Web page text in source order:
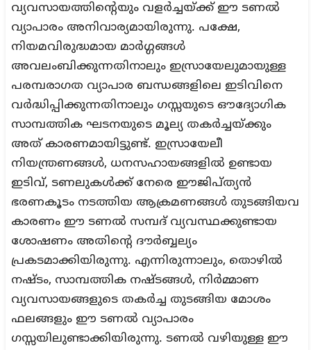
വ്യവസായത്തിന്റെയും വളർച്ചയ്ക്ക് ഈ ടണൽ
വ്യാപാരം അനിവാര്യമായിരുന്നു. പക്ഷേ,
നിയമവിരുദ്ധമായ മാർഗ്ഗങ്ങൾ
അവലംബിക്കുന്നതിനാലും ഇസ്രായേലുമായുള്ള
പരമ്പരാഗത വ്യാപാര ബന്ധങ്ങളിലെ ഇടിവിനെ
വർദ്ധിപ്പിക്കുന്നതിനാലും ഗസ്സയുടെ ഔദ്യോഗിക
സാമ്പത്തിക ഘടനയുടെ മൂല്യ തകർച്ചയ്ക്കും
അത് കാരണമായിട്ടുണ്ട്. ഇസ്രായേലീ
നിയന്ത്രണങ്ങൾ, ധനസഹായങ്ങളിൽ ഉണ്ടായ
ഇടിവ്, ടണലുകൾക്ക് നേരെ ഈജിപ്ത്യൻ
ഭരണകൂടം നടത്തിയ ആക്രമണങ്ങൾ തുടങ്ങിയവ
കാരണം ഈ ടണൽ സമ്പദ് വ്യവസ്ഥക്കുണ്ടായ
ശോഷണം അതിന്റെ ദൗർബ്ബല്യം
പ്രകടമാക്കിയിരുന്നു. എന്നിരുന്നാലും, തൊഴിൽ
നഷ്ടം, സാമ്പത്തിക നഷ്ടങ്ങൾ, നിർമ്മാണ
വ്യവസായങ്ങളുടെ തകർച്ച തുടങ്ങിയ മോശം
ഫലങ്ങളും ഈ ടണൽ വ്യാപാരം
ഗസ്സയിലുണ്ടാക്കിയിരുന്നു. ടണൽ വഴിയുള്ള ഈ